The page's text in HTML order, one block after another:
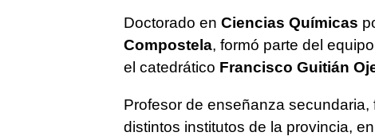
Doctorado en Ciencias Químicas
Compostela, formó parte del
el catedrático Francisco Guitián
Profesor de enseñanza
distintos institutos de la provincia, en